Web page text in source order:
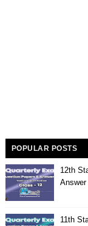
POPULAR POSTS
12th
Answer
11th